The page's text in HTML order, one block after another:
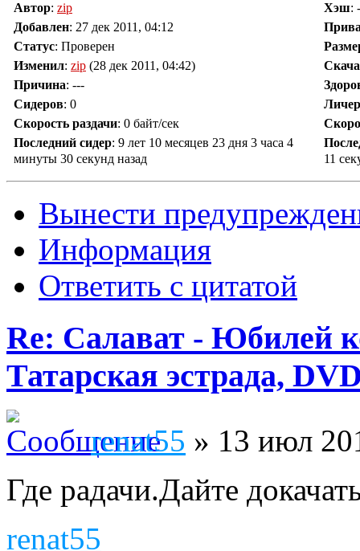
Автор: zip Хэш:
Добавлен: 27 дек 2011, 04:12
Статус: Проверен
Изменил: zip (28 дек 2011, 04:42)
Причина: ---
Сидеров: 0
Скорость раздачи: 0 байт/сек
Последний сидер: 9 лет 10 месяцев 23 дня 3 часа 4
минуты 30 секунд назад
11
Вынести
Информация
Ответить с цитатой
Re: Салават - Юбилей
Татарская эстрада,
renat55 » 13 июл
Где радачи.Дайте
renat55